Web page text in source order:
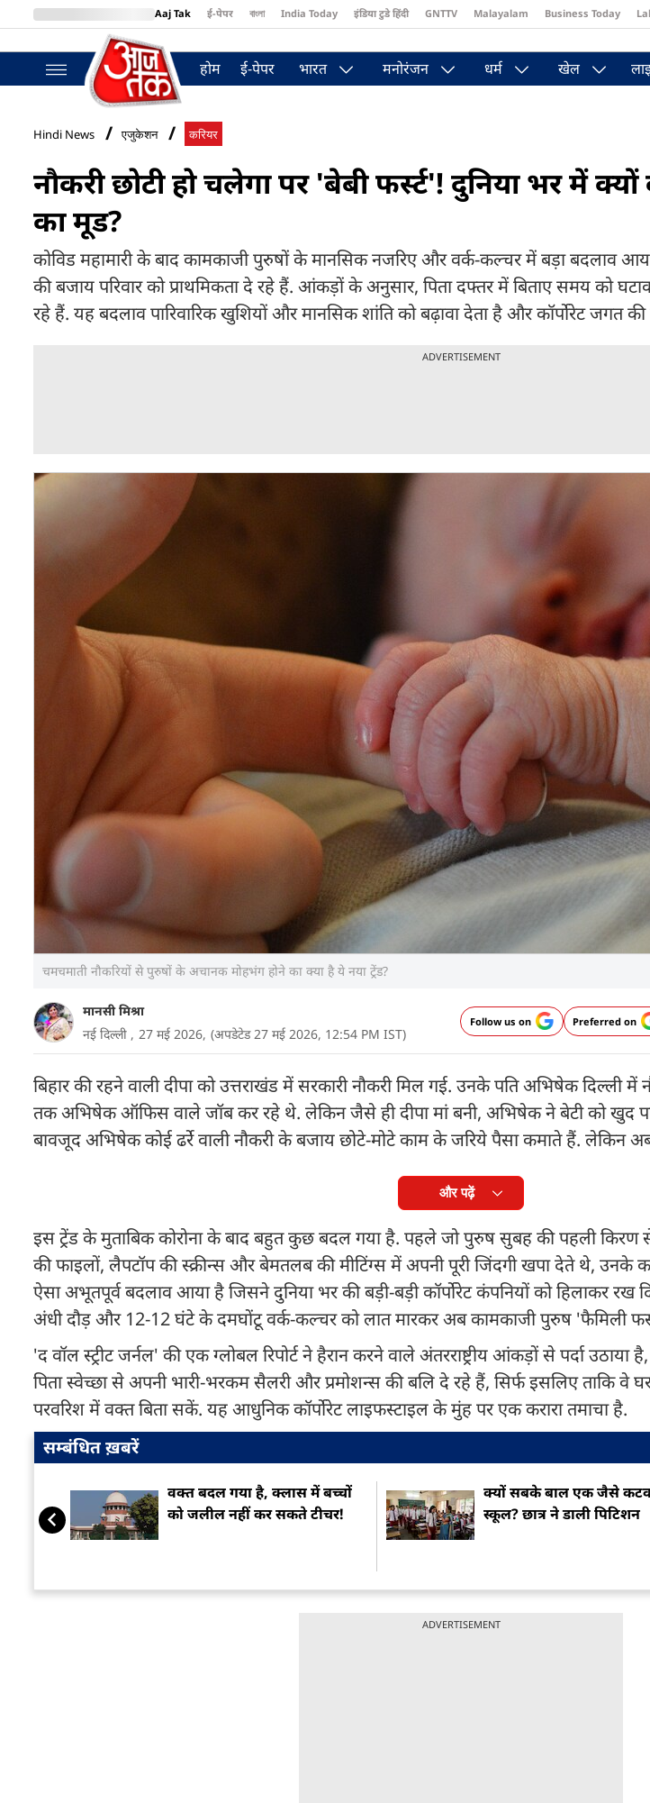
Aaj Tak ई-पेपर বাংলা India Today इंडिया टुडे हिंदी GNTTV Malayalam Business Today
BT Bazaar
होम ई-पेपर भारत मनोरंजन धर्म खेल
Hindi News एजुकेशन करियर
नौकरी छोटी हो चलेगा पर 'बेबी फर्स्ट'! दुनिया भर में
का मूड?
कोविड महामारी के बाद कामकाजी पुरुषों के मानसिक नजरिए और वर्क-कल्चर में बड़ा बदलाव
की बजाय परिवार को प्राथमिकता दे रहे हैं. आंकड़ों के अनुसार, पिता दफ्तर में बिताए समय को
रहे हैं. यह बदलाव पारिवारिक खुशियों और मानसिक शांति को बढ़ावा देता है और कॉर्पोरेट जगत की
ADVERTISEMENT
चमचमाती नौकरियों से पुरुषों के अचानक मोहभंग होने का क्या है ये नया ट्रेंड?
मानसी मिश्रा
नई दिल्ली , 27 मई 2026, (अपडेटेड 27 मई 2026, 12:54 PM IST)
Follow us on Preferred on
बिहार की रहने वाली दीपा को उत्तराखंड में सरकारी नौकरी मिल गई. उनके पति अभ‍िषेक द‍ि‍ल्ली
तक अभ‍िषेक ऑफ‍िस वाले जॉब कर रहे थे. लेकिन जैसे ही दीपा मां बनी, अभ‍िषेक ने बेटी को खुद
बावजूद अभ‍िषेक कोई ढर्रे वाली नौकरी के बजाय छोटे-मोटे काम के जरिये पैसा कमाते हैं. लेकिन अब
और पढ़ें
इस ट्रेंड के मुताबिक कोरोना के बाद बहुत कुछ बदल गया है. पहले जो पुरुष सुबह की पहली
की फाइलों, लैपटॉप की स्क्रीन्स और बेमतलब की मीटिंग्स में अपनी पूरी जिंदगी खपा देते थे,
ऐसा अभूतपूर्व बदलाव आया है जिसने दुनिया भर की बड़ी-बड़ी कॉर्पोरेट कंपनियों को हिलाकर रख
अंधी दौड़ और 12-12 घंटे के दमघोंटू वर्क-कल्चर को लात मारकर अब कामकाजी पुरुष 'फैमिली
'द वॉल स्ट्रीट जर्नल' की एक ग्लोबल रिपोर्ट ने हैरान करने वाले अंतरराष्ट्रीय आंकड़ों से पर्दा
पिता स्वेच्छा से अपनी भारी-भरकम सैलरी और प्रमोशन्स की बलि दे रहे हैं, सिर्फ इसलिए ताकि वे
परवरिश में वक्त बिता सकें. यह आधुनिक कॉर्पोरेट लाइफस्टाइल के मुंह पर एक करारा तमाचा है.
सम्बंधित ख़बरें
वक्त बदल गया है, क्लास में बच्चों
को जलील नहीं कर सकते टीचर!
क्यों सबके बाल एक जैसे
स्कूल? छात्र ने डाली प‍िट‍िशन
ADVERTISEMENT